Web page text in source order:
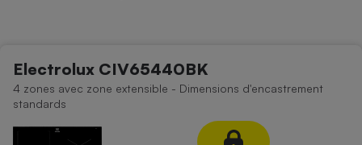
Electrolux CIV65440BK
4 zones avec zone extensible - Dimensions d'encastrement
standards
Assurance emprunteur